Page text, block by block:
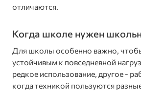
отличаются.
Когда школе нужен
Для школы особенно важно,
устойчивым к повседневной
редкое использование, другое -
когда техникой пользуются